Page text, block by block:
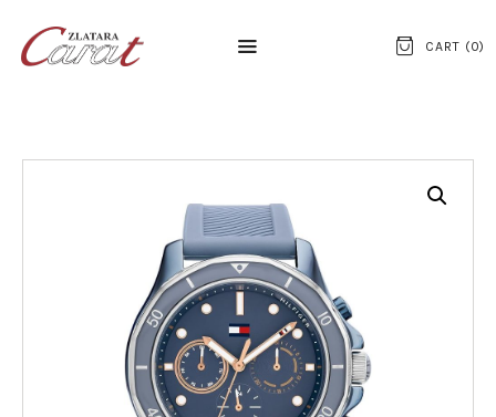
CART (0)
NASLOVNA
O NAMA
KONTAKT
SATOVI
SREBRNI NAKIT
ZLATNI NAKIT